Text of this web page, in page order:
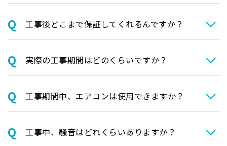
⼯事後どこまで保証してくれるんですか？
実際の⼯事期間はどのくらいですか？
⼯事期間中、エアコンは使⽤できますか？
⼯事中、騒⾳はどれくらいありますか？